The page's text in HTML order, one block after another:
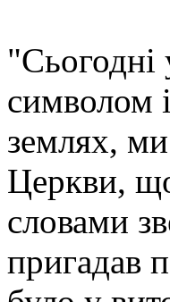
"Сьогодні
символом
землях,
Церкви,
словами
пригадав